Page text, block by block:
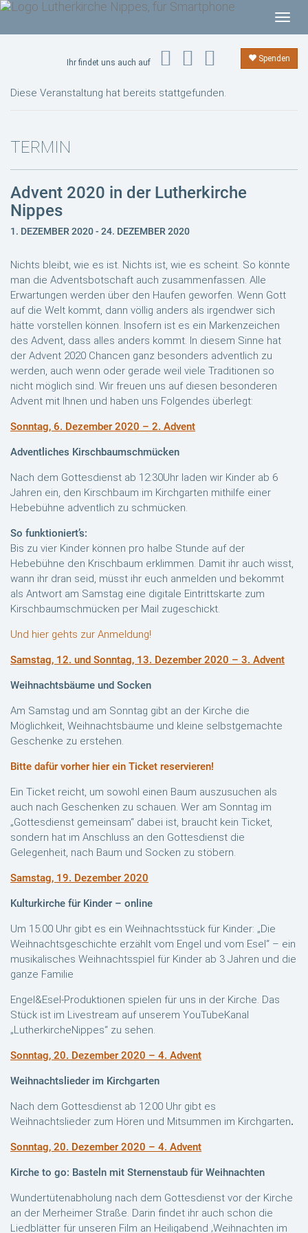
T
o
g
g
o
Ihr findet uns auch auf Spenden
Diese Veranstaltung hat bereits stattgefunden.
TERMIN
Advent 2020 in der Lutherkirche
Nippes
1. DEZEMBER 2020- 24. DEZEMBER 2020
Nichts bleibt, wie es ist. Nichts ist, wie es scheint. So könnte
man die Adventsbotschaft auch zusammenfassen. Alle
Erwartungen werden über den Haufen geworfen. Wenn Gott
auf die Welt kommt, dann völlig anders als irgendwer sich
hätte vorstellen können. Insofern ist es ein Markenzeichen
des Advent, dass alles anders kommt. In diesem Sinne hat
der Advent 2020 Chancen ganz besonders adventlich zu
werden, auch wenn oder gerade weil viele Traditionen so
nicht möglich sind. Wir freuen uns auf diesen besonderen
Advent mit Ihnen und haben uns Folgendes überlegt:
Sonntag, 6. Dezember 2020 – 2. Advent
Adventliches Kirschbaumschmücken
Nach dem Gottesdienst ab 12:30Uhr laden wir Kinder ab 6
Jahren ein, den Kirschbaum im Kirchgarten mithilfe einer
Hebebühne adventlich zu schmücken.
So funktioniert’s:
Bis zu vier Kinder können pro halbe Stunde auf der
Hebebühne den Krischbaum erklimmen. Damit ihr auch wisst,
wann ihr dran seid, müsst ihr euch anmelden und bekommt
als Antwort am Samstag eine digitale Eintrittskarte zum
Kirschbaumschmücken per Mail zugeschickt.
Und hier gehts zur Anmeldung!
Samstag, 12. und Sonntag, 13. Dezember 2020 – 3. Advent
Weihnachtsbäume und Socken
Am Samstag und am Sonntag gibt an der Kirche die
Möglichkeit, Weihnachtsbäume und kleine selbstgemachte
Geschenke zu erstehen.
Bitte dafür vorher hier ein Ticket reservieren!
Ein Ticket reicht, um sowohl einen Baum auszusuchen als
auch nach Geschenken zu schauen. Wer am Sonntag im
„Gottesdienst gemeinsam“ dabei ist, braucht kein Ticket,
sondern hat im Anschluss an den Gottesdienst die
Gelegenheit, nach Baum und Socken zu stöbern.
Samstag, 19. Dezember 2020
Kulturkirche für Kinder – online
Um 15:00 Uhr gibt es ein Weihnachtsstück für Kinder: „Die
Weihnachtsgeschichte erzählt vom Engel und vom Esel“ – ein
musikalisches Weihnachtsspiel für Kinder ab 3 Jahren und die
ganze Familie
Engel&Esel-Produktionen spielen für uns in der Kirche. Das
Stück ist im Livestream auf unserem YouTubeKanal
„LutherkircheNippes“ zu sehen.
Sonntag, 20. Dezember 2020 – 4. Advent
Weihnachtslieder im Kirchgarten
Nach dem Gottesdienst ab 12:00 Uhr gibt es
Weihnachtslieder zum Hören und Mitsummen im Kirchgarten.
Sonntag, 20. Dezember 2020 – 4. Advent
Kirche to go: Basteln mit Sternenstaub für Weihnachten
Wundertütenabholung nach dem Gottesdienst vor der Kirche
an der Merheimer Straße. Darin findet ihr auch schon die
Liedblätter für unseren Film an Heiligabend ‚Weihnachten im